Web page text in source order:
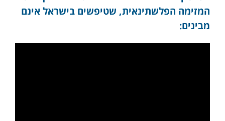
המזימה הפלשתינאית, שטיפשים בישראל אינם
מבינים: